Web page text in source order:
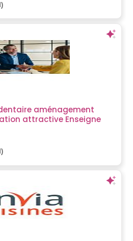
aménagement
attractive Enseigne